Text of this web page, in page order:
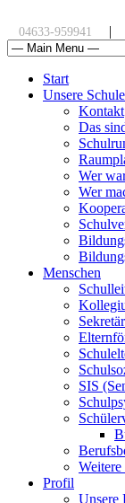
04633-959941 |
Start
Unsere Schule
Kontakt
Das
Wer
Wer
Menschen
SIS
Profil
Unsere